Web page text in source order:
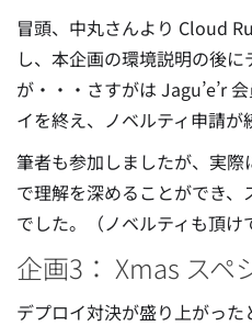
冒頭、中丸さんより Cloud
し、本企画の環境説明の後
が・・・さすがは Jagu’e’r
イを終え、ノベルティ申請が
筆者も参加しましたが、実
で理解を深めることができ
でした。（ノベルティも頂け
企画3： Xmas スペ
デプロイ対決が盛り上がっ